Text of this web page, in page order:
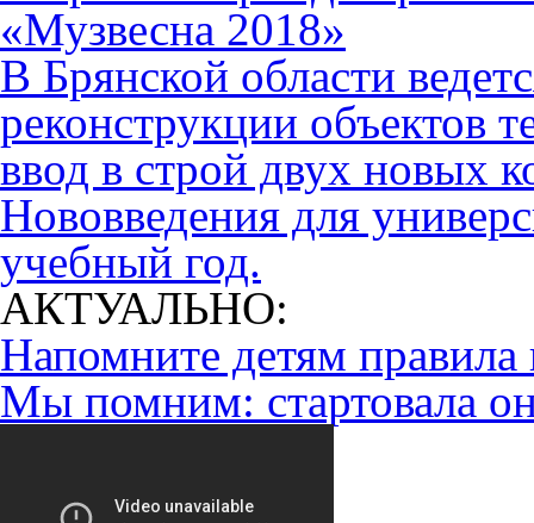
«Музвесна 2018»
В Брянской области
реконструкции объектов
ввод в строй двух новых
Нововведения для
учебный год.
АКТУАЛЬНО:
Напомните детям правила
Мы помним: стартовала